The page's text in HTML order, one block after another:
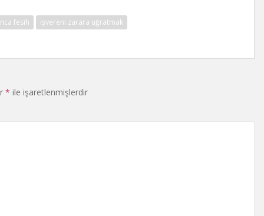
fesih işvereni zarara uğratmak
* ile işaretlenmişlerdir